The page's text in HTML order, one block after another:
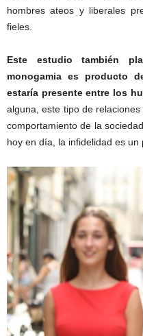
hombres ateos y liberales
fieles.
Este estudio también
monogamia es producto
estaría presente entre los
alguna, este tipo de
comportamiento de la
hoy en día, la infidelidad es